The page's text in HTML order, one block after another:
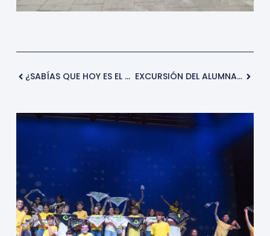
¿SABÍAS QUE HOY ES EL DÍA MUNDIAL DE LA ENERGÍA? EXCURSIÓN DEL ALUMNADO DE SECUNDARIA AL TEATRO FLUMEN